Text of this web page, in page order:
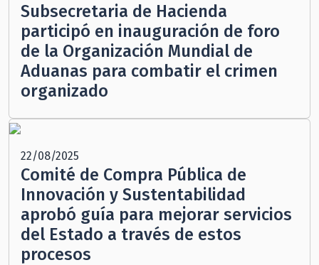
Subsecretaria de Hacienda
participó en inauguración de foro
de la Organización Mundial de
Aduanas para combatir el crimen
organizado
22/08/2025
Comité de Compra Pública de
Innovación y Sustentabilidad
aprobó guía para mejorar servicios
del Estado a través de estos
procesos